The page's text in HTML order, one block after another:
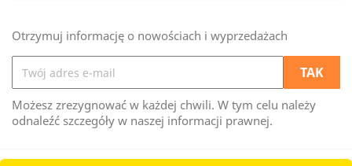
Otrzymuj informację o nowościach i wyprzedażach
Możesz zrezygnować w każdej chwili. W tym celu należy
odnaleźć szczegóły w naszej informacji prawnej.